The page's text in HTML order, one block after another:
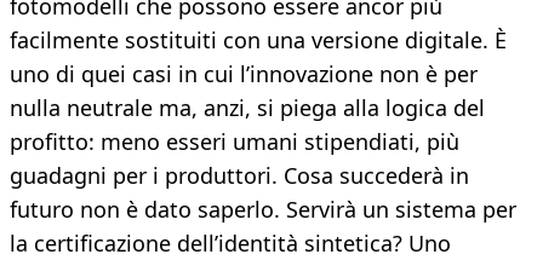
fotomodelli che possono essere ancor più
facilmente sostituiti con una versione digitale. È
uno di quei casi in cui l’innovazione non è per
nulla neutrale ma, anzi, si piega alla logica del
profitto: meno esseri umani stipendiati, più
guadagni per i produttori. Cosa succederà in
futuro non è dato saperlo. Servirà un sistema per
la certificazione dell’identità sintetica? Uno